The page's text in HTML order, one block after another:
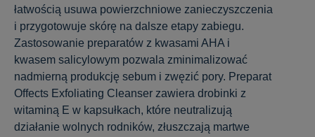
łatwością usuwa powierzchniowe zanieczyszczenia
i przygotowuje skórę na dalsze etapy zabiegu.
Zastosowanie preparatów z kwasami AHA i
kwasem salicylowym pozwala zminimalizować
nadmierną produkcję sebum i zwęzić pory. Preparat
Offects Exfoliating Cleanser zawiera drobinki z
witaminą E w kapsułkach, które neutralizują
działanie wolnych rodników, złuszczają martwe